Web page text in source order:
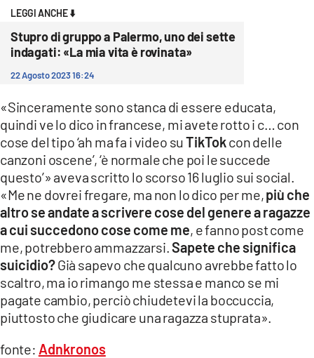
App
ANDROID
APPLE
LEGGI ANCHE ⬇️
Stupro di gruppo a Palermo, uno dei sette
indagati: «La mia vita è rovinata»
22 Agosto 2023 16:24
«Sinceramente sono stanca di essere educata,
quindi ve lo dico in francese, mi avete rotto i c… con
cose del tipo ‘ah ma fa i video suTikTokcon delle
canzoni oscene’, ‘è normale che poi le succede
questo’» aveva scritto lo scorso 16 luglio sui social.
«Me ne dovrei fregare, ma non lo dico per me,più che
altro se andate a scrivere cose del genere a ragazze
a cui succedono cose come me, e fanno post come
me, potrebbero ammazzarsi.Sapete che significa
suicidio?Già sapevo che qualcuno avrebbe fatto lo
scaltro, ma io rimango me stessa e manco se mi
pagate cambio, perciò chiudetevi la boccuccia,
piuttosto che giudicare una ragazza stuprata».
fonte: Adnkronos